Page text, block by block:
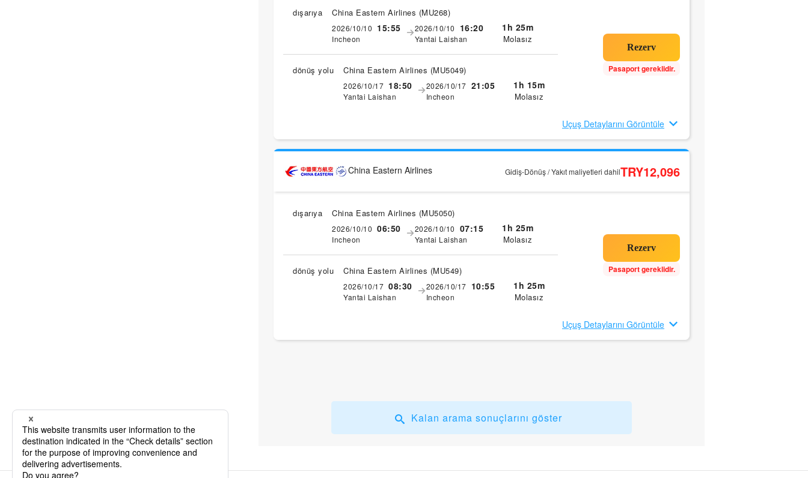
dışarıya China Eastern Airlines (MU268)
2026/10/10 15:55
Incheon
2026/10/10 16:20
Yantai Laishan
1h 25m
Molasız
dönüş yolu China Eastern Airlines (MU5049)
2026/10/17 18:50
Yantai Laishan
2026/10/17 21:05
Incheon
1h 15m
Molasız
Pasaport gereklidir.
Uçuş Detaylarını Görüntüle
China Eastern Airlines Gidiş-Dönüş / Yakıt maliyetleri dahilTRY12,096
dışarıya China Eastern Airlines (MU5050)
2026/10/10 06:50
Incheon
2026/10/10 07:15
Yantai Laishan
1h 25m
Molasız
dönüş yolu China Eastern Airlines (MU549)
2026/10/17 08:30
Yantai Laishan
2026/10/17 10:55
Incheon
1h 25m
Molasız
Pasaport gereklidir.
Uçuş Detaylarını Görüntüle
Kalan arama sonuçlarını göster